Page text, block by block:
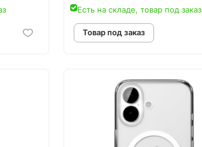
Есть на складе, товар под заказ